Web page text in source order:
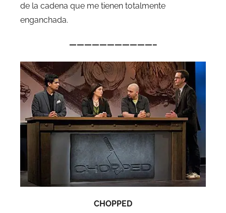
de la cadena que me tienen totalmente
enganchada.
———————————–
CHOPPED